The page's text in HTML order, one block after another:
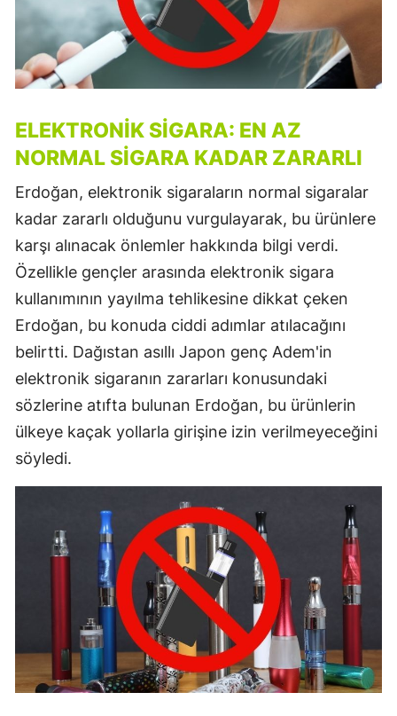
ELEKTRONIK SIGARA: EN AZ
NORMAL SIGARA KADAR ZARARLI
Erdoğan, elektronik sigaraların normal sigaralar
kadar zararlı olduğunu vurgulayarak, bu ürünlere
karşı alınacak önlemler hakkında bilgi verdi.
Özellikle gençler arasında elektronik sigara
kullanımının yayılma tehlikesine dikkat çeken
Erdoğan, bu konuda ciddi adımlar atılacağını
belirtti. Dağıstan asıllı Japon genç Adem'in
elektronik sigaranın zararları konusundaki
sözlerine atıfta bulunan Erdoğan, bu ürünlerin
ülkeye kaçak yollarla girişine izin verilmeyeceğini
söyledi.